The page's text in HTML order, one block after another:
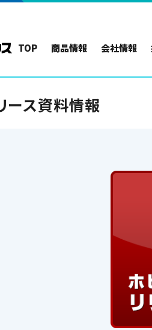
TOP 商品情報 会社情報
ース資料情報